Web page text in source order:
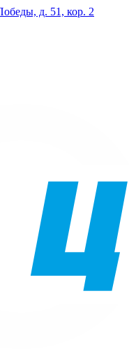
д. 51, кор. 2